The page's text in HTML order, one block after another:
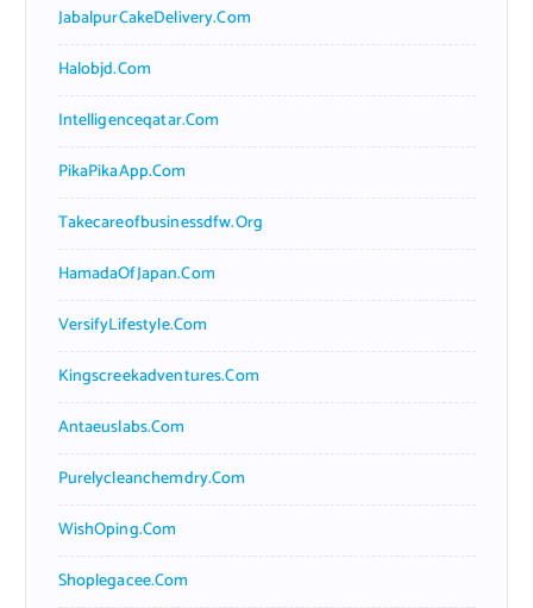
JabalpurCakeDelivery.com
Halobjd.com
Intelligenceqatar.com
PikaPikaApp.com
Takecareofbusinessdfw.org
HamadaOfJapan.com
VersifyLifestyle.com
Kingscreekadventures.com
Antaeuslabs.com
Purelycleanchemdry.com
WishOping.com
Shoplegacee.com